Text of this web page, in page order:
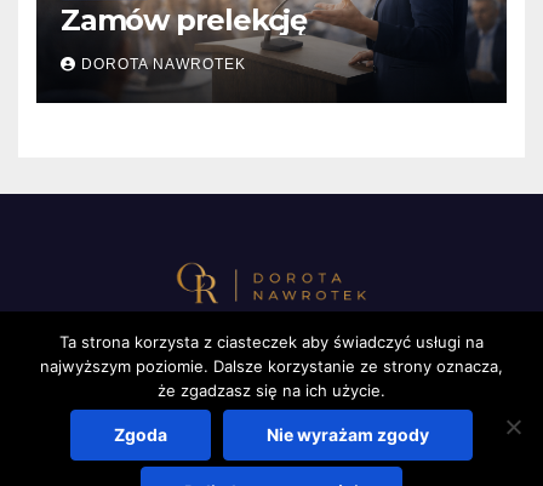
Zamów prelekcję
DOROTA NAWROTEK
Proudly powered by WordPress | Theme: Newsup by Themeansar
Używamy ciasteczek, aby zapewnić najlepszą jakość
korzystania z naszej witryny.
Więcej informacji na temat plików ciasteczka, których
używamy, oraz możliwości ich wyłączenia znajdziesz w
ustawieniach.
Ta strona korzysta z ciasteczek aby świadczyć usługi na
najwyższym poziomie. Dalsze korzystanie ze strony oznacza,
że zgadzasz się na ich użycie.
Zgoda Nie wyrażam zgody